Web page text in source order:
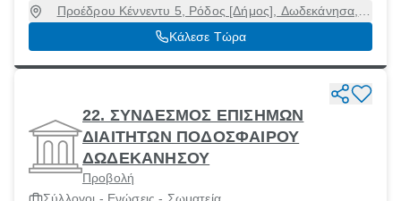
Προέδρου Κέννεντυ 5, Ρόδος [Δήμος], Δωδεκάνησα,
85100
Κάλεσε Τώρα
22. ΣΥΝΔΕΣΜΟΣ ΕΠΙΣΗΜΩΝ
ΔΙΑΙΤΗΤΩΝ ΠΟΔΟΣΦΑΙΡΟΥ
ΔΩΔΕΚΑΝΗΣΟΥ
Προβολή